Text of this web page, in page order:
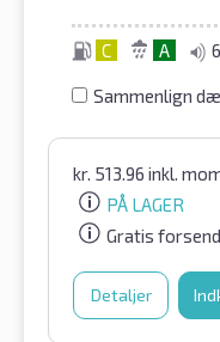
C A
Sammenlign
kr. 513.96 inkl.
PÅ LAGER
Gratis
Detaljer